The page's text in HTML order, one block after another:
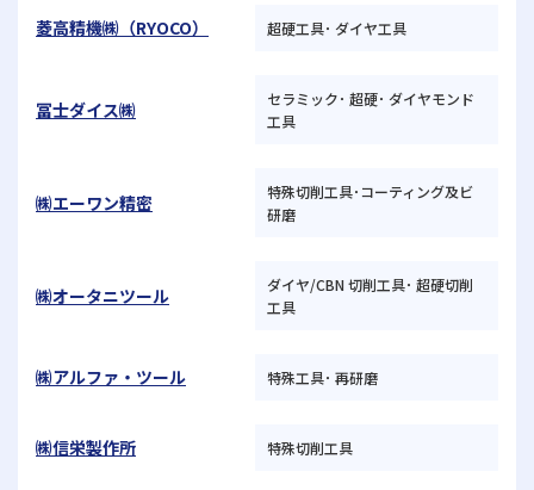
菱高精機㈱（RYOCO） 超硬工具･ ダイヤ工具
冨士ダイス㈱
セラミック･ 超硬･ ダイヤモンド
工具
㈱エーワン精密
特殊切削工具･コーティング及ビ
研磨
㈱オータニツール
ダイヤ/CBN 切削工具･ 超硬切削
工具
㈱アルファ・ツール 特殊工具･ 再研磨
㈱信栄製作所 特殊切削工具